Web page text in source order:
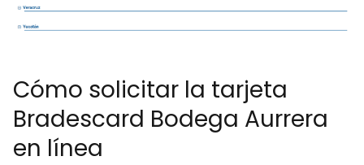
Cómo solicitar la tarjeta
Bradescard Bodega Aurrera
en línea